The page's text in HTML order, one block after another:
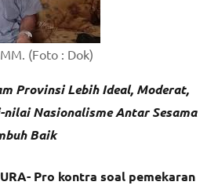
(Foto : Dok)
Provinsi Lebih Ideal, Moderat,
Nasionalisme Antar Sesama
Baik
Pro kontra soal pemekaran